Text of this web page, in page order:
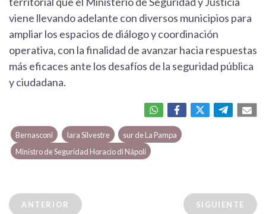
viene llevando adelante con diversos municipios para
ampliar los espacios de diálogo y coordinación
operativa, con la finalidad de avanzar hacia respuestas
más eficaces ante los desafíos de la seguridad pública
y ciudadana.
Bernasconi Iara Silvestre
sur de La Pampa
Ministro de Seguridad Horacio di Nápoli
ANTERIOR SIGUIENTE